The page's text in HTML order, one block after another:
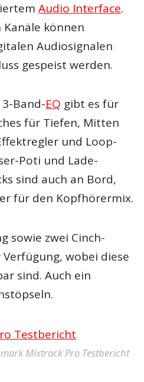
Audio Interface.
können
Audiosignalen
gespeist werden.
Band-EQ gibt es für
für Tiefen, Mitten
und Loop-
Poti und Lade-
sind auch an Bord,
für den Kopfhörermix.
sowie zwei Cinch-
wobei diese
sind. Auch ein
Mixtrack Pro Testbericht